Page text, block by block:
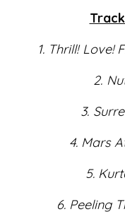
1. Thrill! Love!
2.
3.
4. Mars
5.
6. Peeling